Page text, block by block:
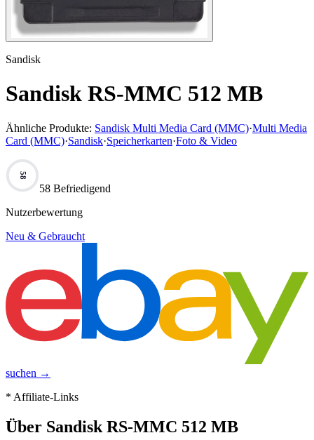
Sandisk
Sandisk RS-MMC 512 MB
Ähnliche Produkte: Sandisk Multi Media Card (MMC)·Multi Media
Card (MMC)·Sandisk·Speicherkarten·Foto & Video
58
58 Befriedigend
Nutzerbewertung
Neu & Gebraucht
suchen →
* Affiliate-Links
Über Sandisk RS-MMC 512 MB